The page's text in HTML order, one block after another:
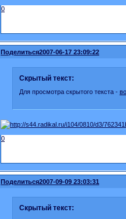
0
Поделиться2007-06-17 23:09:22
Скрытый текст:
Для просмотра скрытого текста -
0
Поделиться2007-09-09 23:03:31
Скрытый текст: